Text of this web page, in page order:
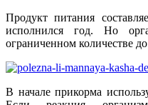
Продукт питания
исполнился год. Но
ограниченном количестве
В начале прикорма